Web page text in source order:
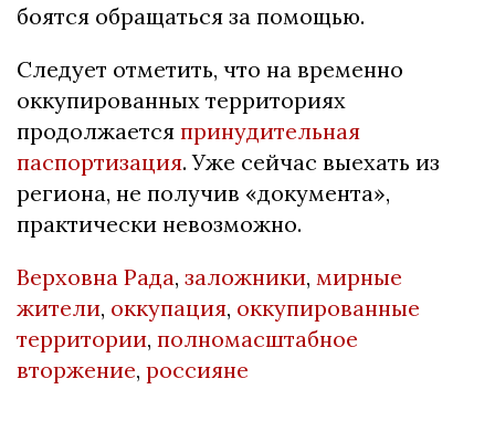
боятся обращаться за помощью.
Следует отметить, что на временно
оккупированных территориях
продолжается принудительная
паспортизация. Уже сейчас выехать из
региона, не получив «документа»,
практически невозможно.
Верховна Рада, заложники, мирные
жители, оккупация, оккупированные
территории, полномасштабное
вторжение, россияне